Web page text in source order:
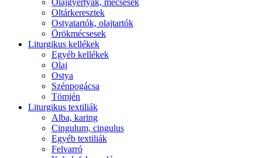
Oltárkeresztek
Ostyatartók, olajtartók
Örökmécsesek
Liturgikus kellékek
Egyéb kellékek
Olaj
Ostya
Szénpogácsa
Tömjén
Liturgikus textiliák
Alba, karing
Cingulum, cingulus
Egyéb textiliák
Felvarró